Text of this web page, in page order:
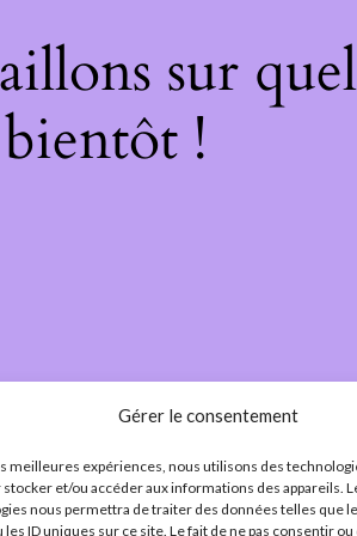
Gérer le consentement
meilleures expériences, nous utilisons des
et/ou accéder aux informations des appareils.
nous permettra de traiter des données telles que
les ID uniques sur ce site. Le fait de ne pas consentir
sur
!